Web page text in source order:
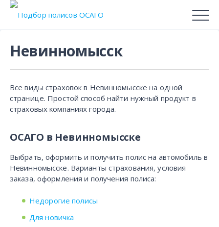
Невинномысск
Все виды страховок в Невинномысске на одной
странице. Простой способ найти нужный продукт в
страховых компаниях города.
ОСАГО в Невинномысске
Выбрать, оформить и получить полис на автомобиль в
Невинномысске. Варианты страхования, условия
заказа, оформления и получения полиса:
Недорогие полисы
Для новичка